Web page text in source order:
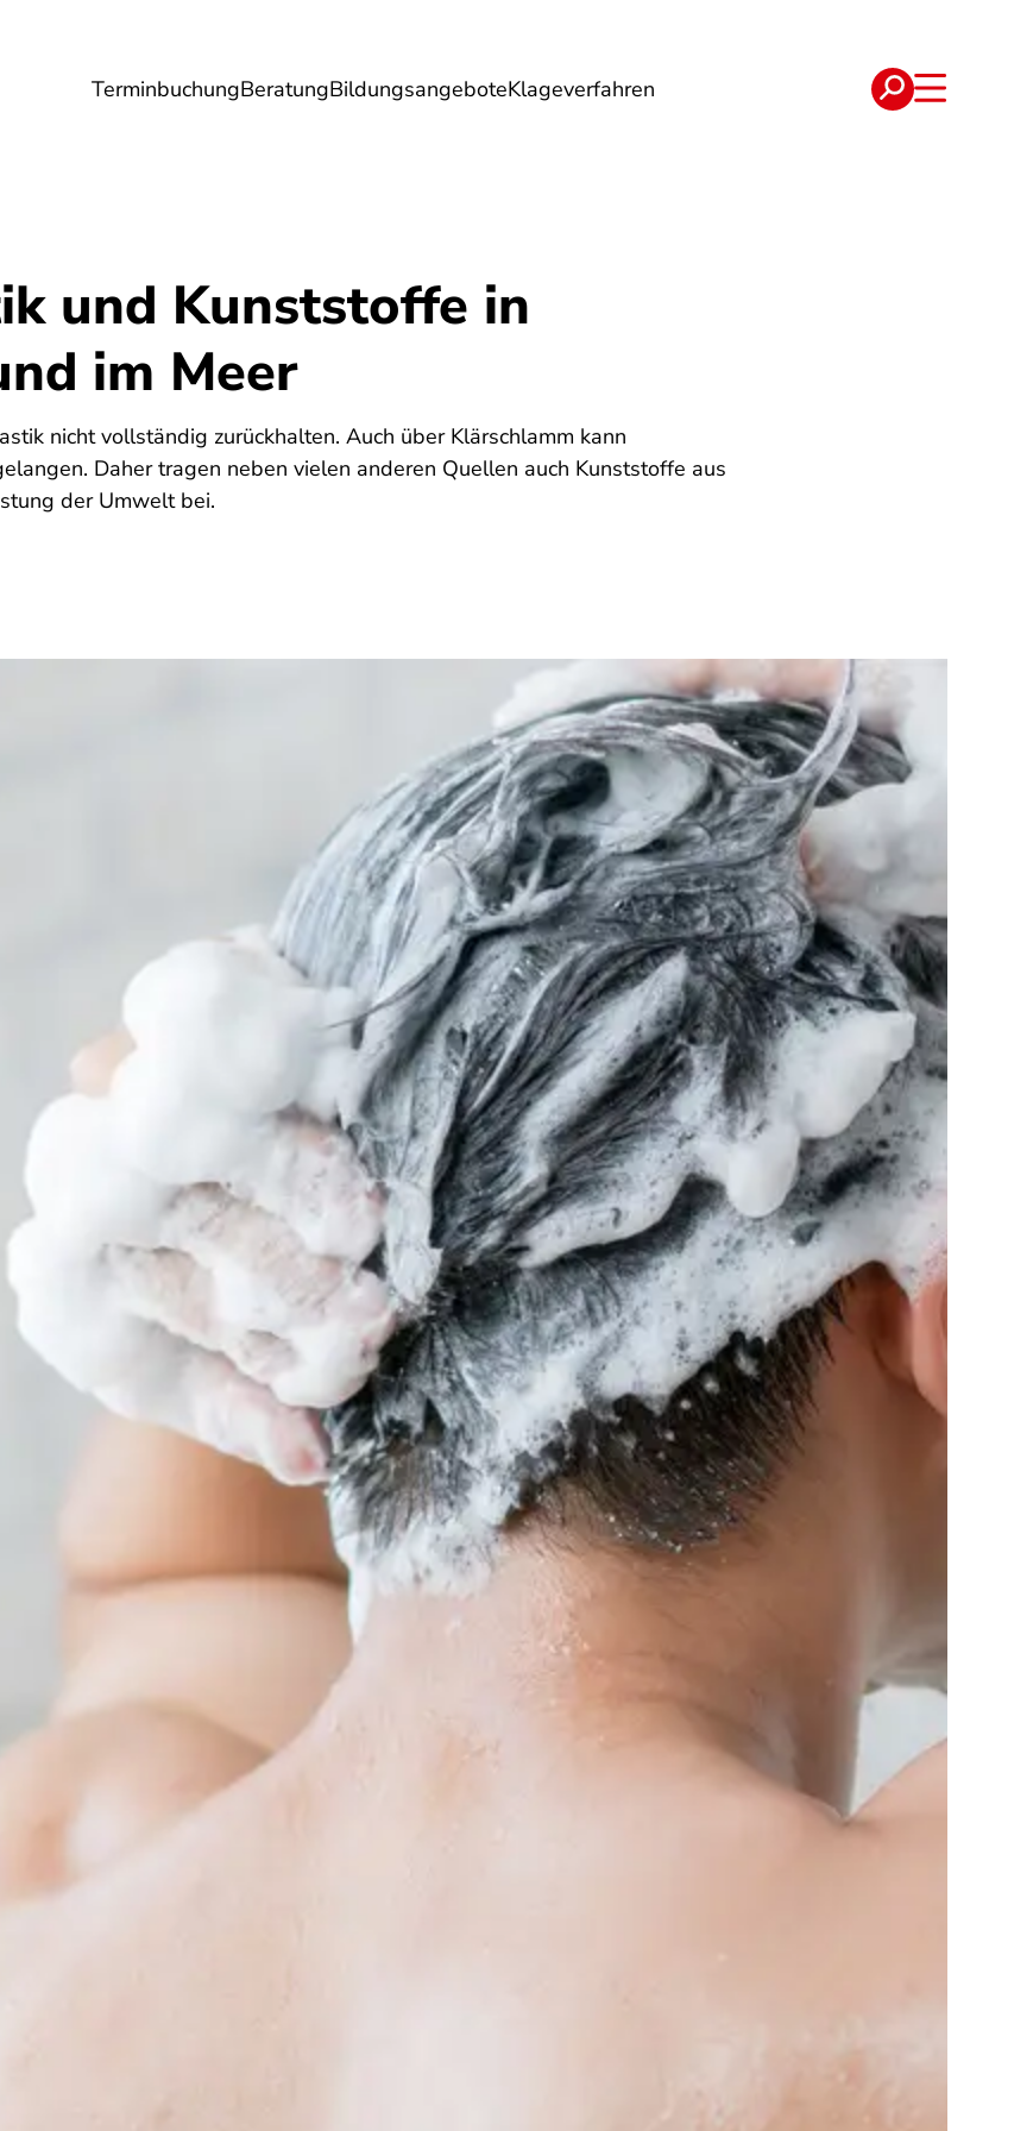
TerminbuchungBeratungBildungsangeboteKlageverfahren
Gesundheit Energie Reise Verträge
und Kunststoffe in
im Meer
nicht vollständig zurückhalten. Auch über Klärschlamm kann
Daher tragen neben vielen anderen Quellen auch Kunststoffe aus
der Umwelt bei.